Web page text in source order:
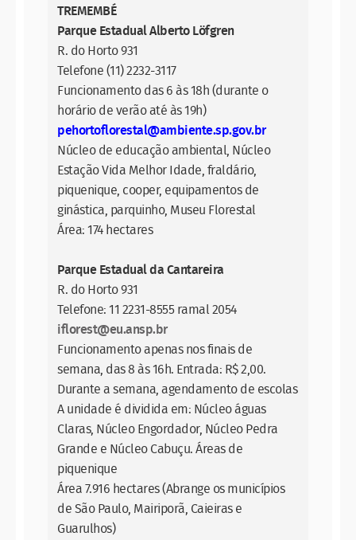
TREMEMBÉ
Parque Estadual Alberto Löfgren
R. do Horto 931
Telefone (11) 2232-3117
Funcionamento das 6 às 18h (durante o
horário de verão até às 19h)
pehortoflorestal@ambiente.sp.gov.br
Núcleo de educação ambiental, Núcleo
Estação Vida Melhor Idade, fraldário,
piquenique, cooper, equipamentos de
ginástica, parquinho, Museu Florestal
Área: 174 hectares
Parque Estadual da Cantareira
R. do Horto 931
Telefone: 11 2231-8555 ramal 2054
iflorest@eu.ansp.br
Funcionamento apenas nos finais de
semana, das 8 às 16h. Entrada: R$ 2,00.
Durante a semana, agendamento de escolas
A unidade é dividida em: Núcleo águas
Claras, Núcleo Engordador, Núcleo Pedra
Grande e Núcleo Cabuçu. Áreas de
piquenique
Área 7.916 hectares (Abrange os municípios
de São Paulo, Mairiporã, Caieiras e
Guarulhos)